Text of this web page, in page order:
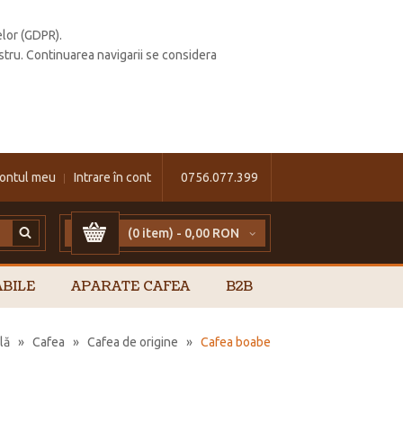
(GDPR).
Continuarea navigarii se considera
0756.077.399
meu Intrare în cont
(0 item) - 0,00 RON
APARATE CAFEA B2B
» Cafea » Cafea de origine » Cafea boabe